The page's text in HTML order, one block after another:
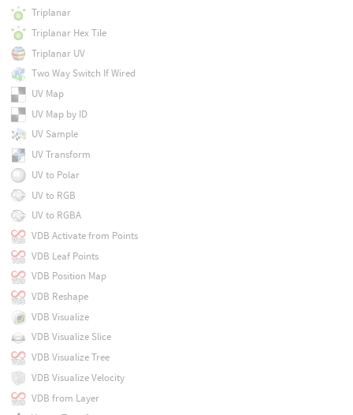
Triplanar
Triplanar Hex Tile
Triplanar UV
Two Way Switch If Wired
UV Map
UV Map by ID
UV Sample
UV Transform
UV to Polar
UV to RGB
UV to RGBA
VDB Activate from Points
VDB Leaf Points
VDB Position Map
VDB Reshape
VDB Visualize
VDB Visualize Slice
VDB Visualize Tree
VDB Visualize Velocity
VDB from Layer